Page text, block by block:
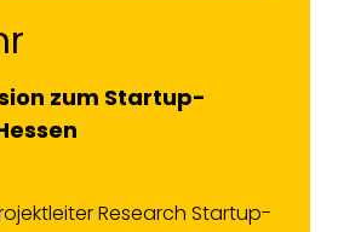
zum Startup-
Research Startup-